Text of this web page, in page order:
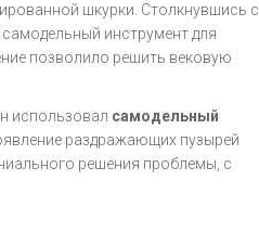
шкурки. Столкнувшись с
инструмент для
позволило решить вековую
использовал самодельный
раздражающих пузырей
решения проблемы, с